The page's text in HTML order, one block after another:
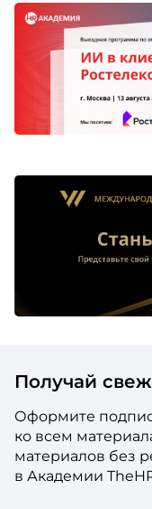
Получай
Оформите
ко всем
материалов без
в Академии